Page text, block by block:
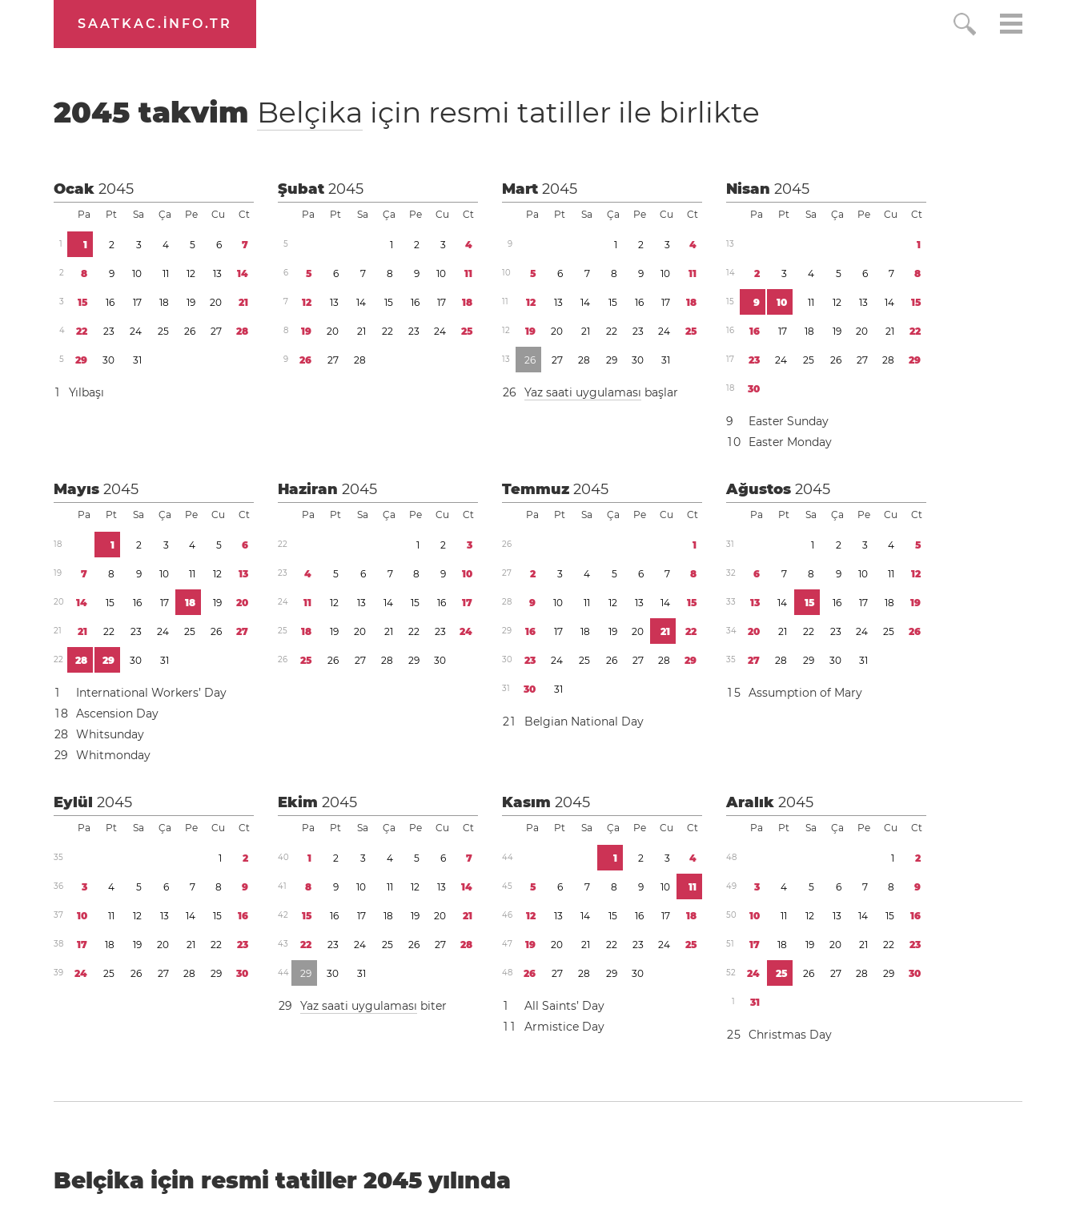
SAATKAC.INFO.TR
2045 takvim Belçika için resmi tatiller ile birlikte
Ocak2045
Pa Pt Sa Ça Pe Cu Ct
1 1 2 3 4 5 6 7
2 8 9 10 11 12 13 14
3 15 16 17 18 19 20 21
4 22 23 24 25 26 27 28
5 29 30 31
1 Yılbaşı
Şubat2045
Pa Pt Sa Ça Pe Cu Ct
5 1 2 3 4
6 5 6 7 8 9 10 11
7 12 13 14 15 16 17 18
8 19 20 21 22 23 24 25
9 26 27 28
Mart2045
Pa Pt Sa Ça Pe Cu Ct
9 1 2 3 4
10 5 6 7 8 9 10 11
11 12 13 14 15 16 17 18
12 19 20 21 22 23 24 25
13 26 27 28 29 30 31
26 Yaz saati uygulaması başlar
Nisan2045
Pa Pt Sa Ça Pe Cu Ct
13 1
14 2 3 4 5 6 7 8
15 9 10 11 12 13 14 15
16 16 17 18 19 20 21 22
17 23 24 25 26 27 28 29
18 30
9
Easter Sunday
10 Easter Monday
Mayıs2045
Pa Pt Sa Ça Pe Cu Ct
18 1 2 3 4 5 6
19 7 8 9 10 11 12 13
20 14 15 16 17 18 19 20
21 21 22 23 24 25 26 27
22 28 29 30 31
1
International Workers’ Day
18 Ascension Day
28 Whitsunday
29 Whitmonday
Haziran2045
Pa Pt Sa Ça Pe Cu Ct
22 1 2 3
23 4 5 6 7 8 9 10
24 11 12 13 14 15 16 17
25 18 19 20 21 22 23 24
26 25 26 27 28 29 30
Temmuz2045
Pa Pt Sa Ça Pe Cu Ct
26 1
27 2 3 4 5 6 7 8
28 9 10 11 12 13 14 15
29 16 17 18 19 20 21 22
30 23 24 25 26 27 28 29
31 30 31
21 Belgian National Day
Ağustos2045
Pa Pt Sa Ça Pe Cu Ct
31 1 2 3 4 5
32 6 7 8 9 10 11 12
33 13 14 15 16 17 18 19
34 20 21 22 23 24 25 26
35 27 28 29 30 31
1 5 Assumption of Mary
Eylül2045
Pa Pt Sa Ça Pe Cu Ct
35 1 2
36 3 4 5 6 7 8 9
37 10 11 12 13 14 15 16
38 17 18 19 20 21 22 23
39 24 25 26 27 28 29 30
Ekim2045
Pa Pt Sa Ça Pe Cu Ct
40 1 2 3 4 5 6 7
41 8 9 10 11 12 13 14
42 15 16 17 18 19 20 21
43 22 23 24 25 26 27 28
44 29 30 31
29 Yaz saati uygulaması biter
Kasım2045
Pa Pt Sa Ça Pe Cu Ct
44 1 2 3 4
45 5 6 7 8 9 10 11
46 12 13 14 15 16 17 18
47 19 20 21 22 23 24 25
48 26 27 28 29 30
1
All Saints’ Day
1 1 Armistice Day
Aralık2045
Pa Pt Sa Ça Pe Cu Ct
48 1 2
49 3 4 5 6 7 8 9
50 10 11 12 13 14 15 16
51 17 18 19 20 21 22 23
52 24 25 26 27 28 29 30
1 31
25 Christmas Day
Belçika için resmi tatiller 2045 yılında